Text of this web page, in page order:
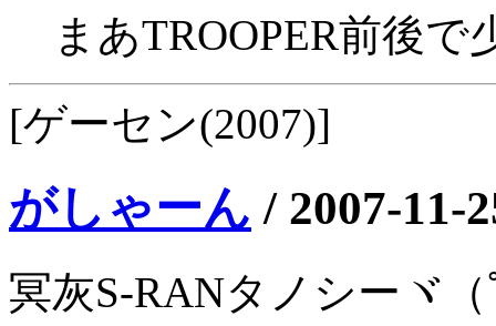
まあTROOPER前後
[ゲーセン(2007)]
がしゃーん / 2007-11-
冥灰S-RANタノシーヾ